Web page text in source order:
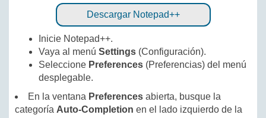
Descargar Notepad++
Inicie Notepad++.
Vaya al menú Settings (Configuración).
Seleccione Preferences (Preferencias) del menú
desplegable.
En la ventana Preferences abierta, busque la
categoría Auto-Completion en el lado izquierdo de la